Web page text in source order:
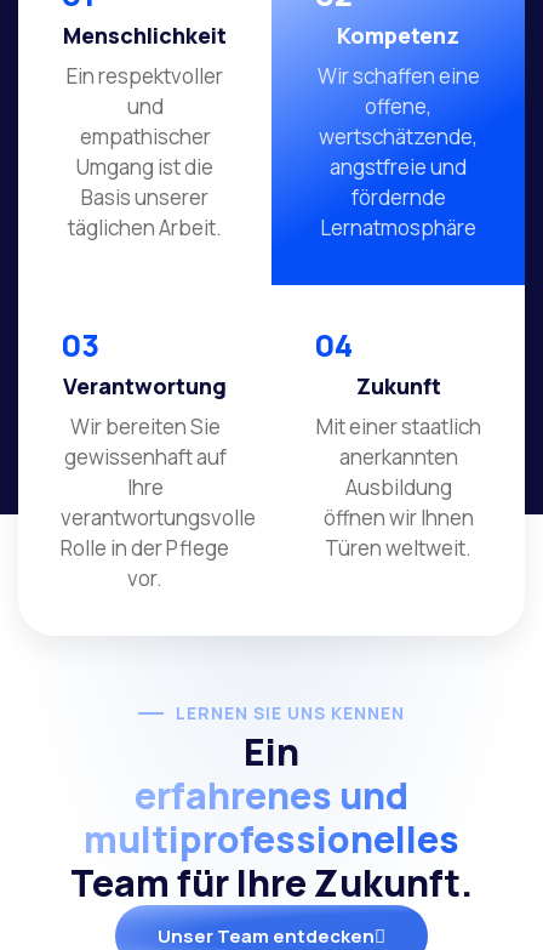
Menschlichkeit
Ein respektvoller
und
empathischer
Umgang ist die
Basis unserer
täglichen Arbeit.
Kompetenz
Wir schaffen eine
offene,
wertschätzende,
angstfreie und
fördernde
Lernatmosphäre
03
Verantwortung
Wir bereiten Sie
gewissenhaft auf
Ihre
verantwortungsvolle
Rolle in der Pflege
vor.
04
Zukunft
Mit einer staatlich
anerkannten
Ausbildung
öffnen wir Ihnen
Türen weltweit.
LERNEN SIE UNS KENNEN
Ein
erfahrenes und
multiprofessionelles
Team für Ihre Zukunft.
Unser Team entdecken